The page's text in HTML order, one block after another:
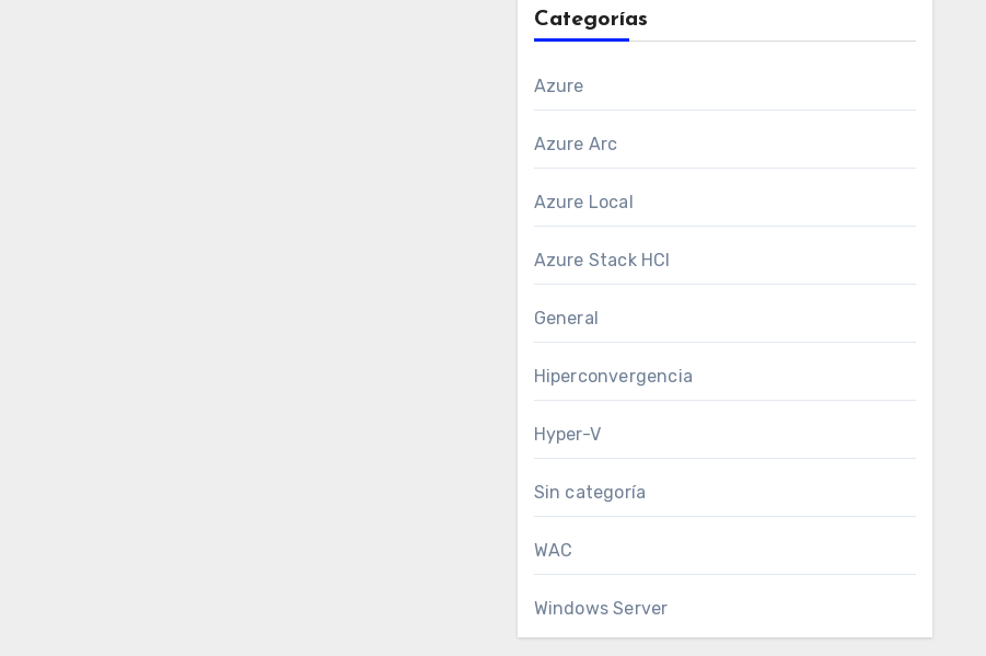
Categorías
Azure
Azure Arc
Azure Local
Azure Stack HCI
General
Hiperconvergencia
Hyper-V
Sin categoría
WAC
Windows Server